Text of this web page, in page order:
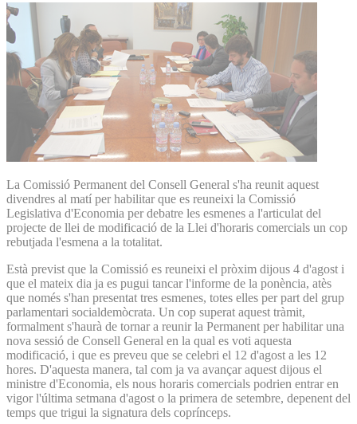
La Comissió Permanent del Consell General s'ha reunit aquest
divendres al matí per habilitar que es reuneixi la Comissió
Legislativa d'Economia per debatre les esmenes a l'articulat del
projecte de llei de modificació de la Llei d'horaris comercials un cop
rebutjada l'esmena a la totalitat.
Està previst que la Comissió es reuneixi el pròxim dijous 4 d'agost i
que el mateix dia ja es pugui tancar l'informe de la ponència, atès
que només s'han presentat tres esmenes, totes elles per part del grup
parlamentari socialdemòcrata. Un cop superat aquest tràmit,
formalment s'haurà de tornar a reunir la Permanent per habilitar una
nova sessió de Consell General en la qual es voti aquesta
modificació, i que es preveu que se celebri el 12 d'agost a les 12
hores. D'aquesta manera, tal com ja va avançar aquest dijous el
ministre d'Economia, els nous horaris comercials podrien entrar en
vigor l'última setmana d'agost o la primera de setembre, depenent del
temps que trigui la signatura dels coprínceps.